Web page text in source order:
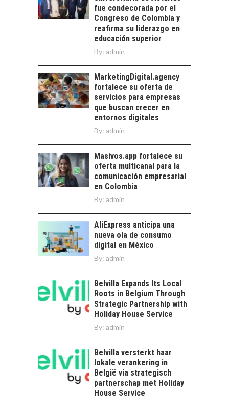
trascienden el
crédito…
LOS SERVICIOS
DIGITALES
EXPORTADOS DESDE
CHILE
El auge de las
exportaciones de
servicios digitales en
Chile:…
TURISMO EN EL
DESIERTO DE
ATACAMA:
OPORTUNIDADES
PARA EL
DESARROLLO LOCAL
Atacama: Motor
Estratégico para el
Desarrollo Turístico…
fue condecorada por el
Congreso de Colombia y
reafirma su liderazgo en
educación superior
By: admin
MarketingDigital.agency
fortalece su oferta de
servicios para empresas
que buscan crecer en
entornos digitales
By: admin
Masivos.app fortalece su
oferta multicanal para la
comunicación empresarial
en Colombia
By: admin
AliExpress anticipa una
nueva ola de consumo
digital en México
By: admin
Belvilla Expands Its Local
Roots in Belgium Through
Strategic Partnership with
Holiday House Service
By: admin
Belvilla versterkt haar
lokale verankering in
België via strategisch
partnerschap met Holiday
House Service